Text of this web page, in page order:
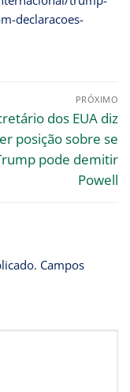
declaracoes-
PRÓXIMO
dos EUA diz
posição sobre se
pode demitir
Powell
Campos